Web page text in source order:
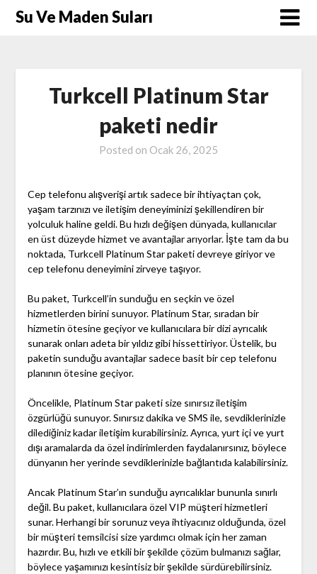
SkipSu Ve Maden Suları
Turkcell Platinum Star
paketi nedir
Posted on Ocak 26, 2025
Cep telefonu alışverişi artık sadece bir ihtiyaçtan çok,
yaşam tarzınızı ve iletişim deneyiminizi şekillendiren bir
yolculuk haline geldi. Bu hızlı değişen dünyada, kullanıcılar
en üst düzeyde hizmet ve avantajlar arıyorlar. İşte tam da bu
noktada, Turkcell Platinum Star paketi devreye giriyor ve
cep telefonu deneyimini zirveye taşıyor.
Bu paket, Turkcell’in sunduğu en seçkin ve özel
hizmetlerden birini sunuyor. Platinum Star, sıradan bir
hizmetin ötesine geçiyor ve kullanıcılara bir dizi ayrıcalık
sunarak onları adeta bir yıldız gibi hissettiriyor. Üstelik, bu
paketin sunduğu avantajlar sadece basit bir cep telefonu
planının ötesine geçiyor.
Öncelikle, Platinum Star paketi size sınırsız iletişim
özgürlüğü sunuyor. Sınırsız dakika ve SMS ile, sevdiklerinizle
dilediğiniz kadar iletişim kurabilirsiniz. Ayrıca, yurt içi ve yurt
dışı aramalarda da özel indirimlerden faydalanırsınız, böylece
dünyanın her yerinde sevdiklerinizle bağlantıda kalabilirsiniz.
Ancak Platinum Star’ın sunduğu ayrıcalıklar bununla sınırlı
değil. Bu paket, kullanıcılara özel VIP müşteri hizmetleri
sunar. Herhangi bir sorunuz veya ihtiyacınız olduğunda, özel
bir müşteri temsilcisi size yardımcı olmak için her zaman
hazırdır. Bu, hızlı ve etkili bir şekilde çözüm bulmanızı sağlar,
böylece yaşamınızı kesintisiz bir şekilde sürdürebilirsiniz.